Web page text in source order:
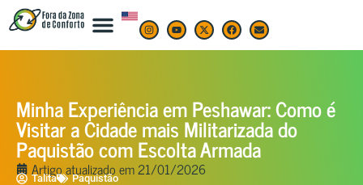
Minha Experiência em Peshawar: Como é
Visitar a Cidade mais Militarizada do
Paquistão com Escolta Armada
Artigo atualizado em21/01/2026
Talita Paquistão